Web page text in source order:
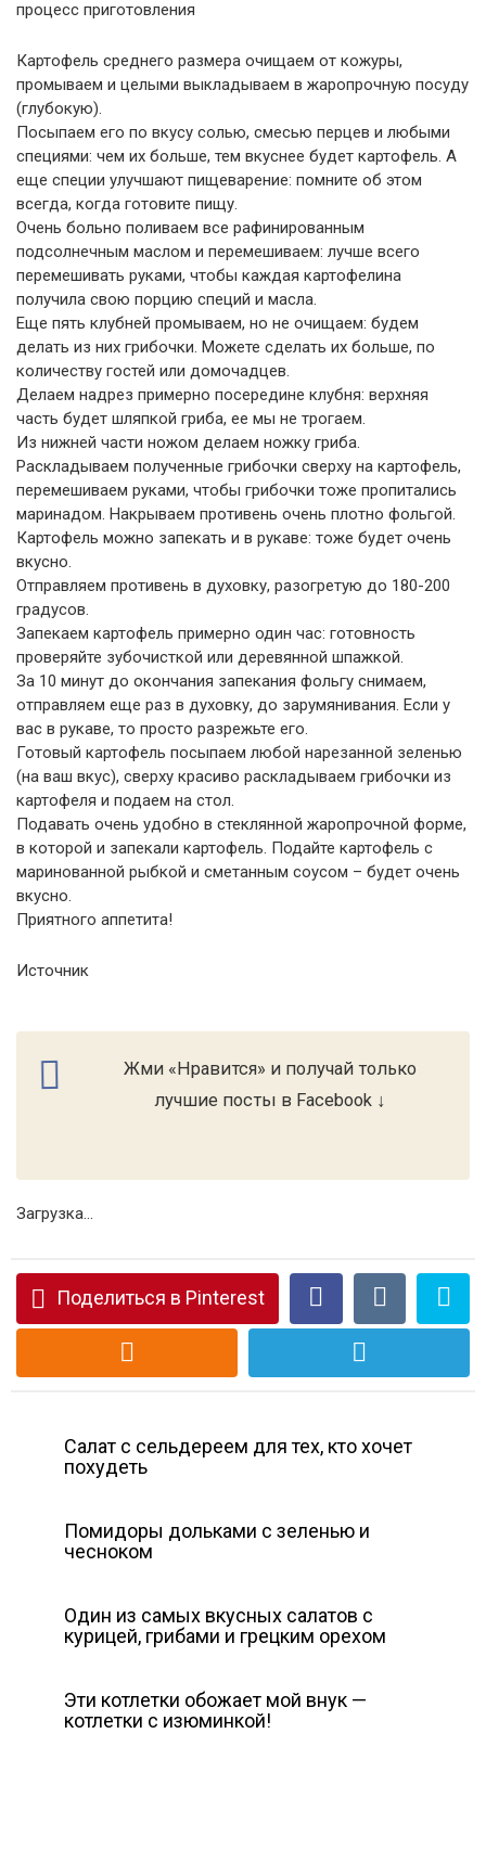
процесс приготовления
Картофель среднего размера очищаем от кожуры,
промываем и целыми выкладываем в жаропрочную посуду
(глубокую).
Посыпаем его по вкусу солью, смесью перцев и любыми
специями: чем их больше, тем вкуснее будет картофель. А
еще специи улучшают пищеварение: помните об этом
всегда, когда готовите пищу.
Очень больно поливаем все рафинированным
подсолнечным маслом и перемешиваем: лучше всего
перемешивать руками, чтобы каждая картофелина
получила свою порцию специй и масла.
Еще пять клубней промываем, но не очищаем: будем
делать из них грибочки. Можете сделать их больше, по
количеству гостей или домочадцев.
Делаем надрез примерно посередине клубня: верхняя
часть будет шляпкой гриба, ее мы не трогаем.
Из нижней части ножом делаем ножку гриба.
Раскладываем полученные грибочки сверху на картофель,
перемешиваем руками, чтобы грибочки тоже пропитались
маринадом. Накрываем противень очень плотно фольгой.
Картофель можно запекать и в рукаве: тоже будет очень
вкусно.
Отправляем противень в духовку, разогретую до 180-200
градусов.
Запекаем картофель примерно один час: готовность
проверяйте зубочисткой или деревянной шпажкой.
За 10 минут до окончания запекания фольгу снимаем,
отправляем еще раз в духовку, до зарумянивания. Если у
вас в рукаве, то просто разрежьте его.
Готовый картофель посыпаем любой нарезанной зеленью
(на ваш вкус), сверху красиво раскладываем грибочки из
картофеля и подаем на стол.
Подавать очень удобно в стеклянной жаропрочной форме,
в которой и запекали картофель. Подайте картофель с
маринованной рыбкой и сметанным соусом – будет очень
вкусно.
Приятного аппетита!
Источник
Жми «Нравится» и получай только
лучшие посты в Facebook ↓
Загрузка...
Поделиться в Pinterest
Салат с сельдереем для тех, кто хочет
похудеть
Помидоры дольками с зеленью и
чесноком
Один из самых вкусных салатов с
курицей, грибами и грецким орехом
Эти котлетки обожает мой внук —
котлетки с изюминкой!